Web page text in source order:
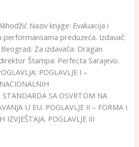
Naziv knjige: Evaluacija i
preduzeća. Izdavač:
Za izdavača: Dragan
Štampa: Perfecta Sarajevo.
POGLAVLJE I –
SA OSVRTOM NA
U EU. POGLAVLJE II – FORMA I
IZVJEŠTAJA. POGLAVLJE III